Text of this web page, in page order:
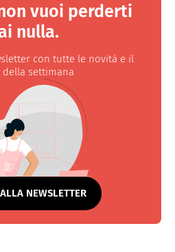
vuoi perderti
nulla.
con tutte le novità e il
della settimana
NEWSLETTER